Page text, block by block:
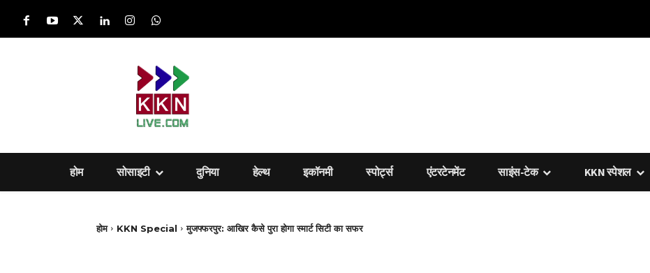
होम सोसाइटी दुनिया हेल्‍थ इकॉनमी स्पोर्ट्स एंटरटेनमेंट साइंस-टेक KKN स्पेशल
होम KKN Special मुजफ्फरपुर: आखिर कैसे पुरा होगा स्मार्ट सिटी का सफर